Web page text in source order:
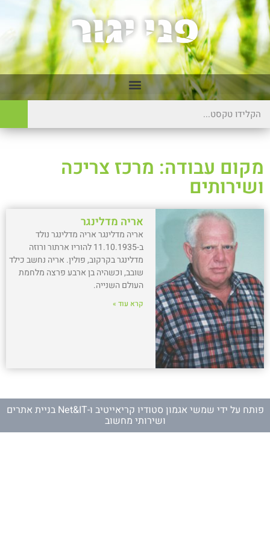
מקום עבודה: מרכז צריכה
ושירותים
אריה מדלינגר
אריה מדלינגר אריה מדלינגר נולד
ב-11.10.1935 להוריו ארתור ורוזה
מדלינגר בקרקוב, פולין. אריה נחשב כילד
שובב, וכשהיה בן ארבע פרצה מלחמת
העולם השנייה.
קרא עוד »
פותח על ידי שמשי אגמון סטודיו קריאייטיב ו- Net&IT בניית אתרים
ושירותי מחשוב